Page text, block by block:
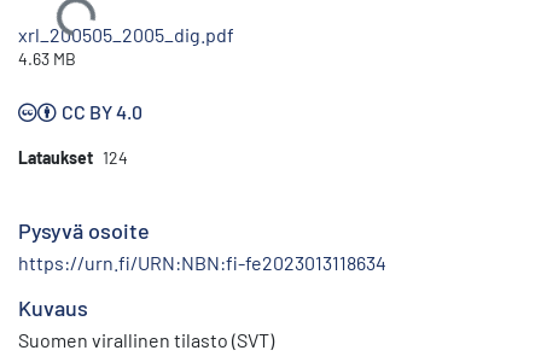
Ladataan...
xrl_200505_2005_dig.pdf
4.63 MB
CC BY 4.0
Lataukset 124
Pysyvä osoite
https://urn.fi/URN:NBN:fi-fe2023013118634
Kuvaus
Suomen virallinen tilasto (SVT)